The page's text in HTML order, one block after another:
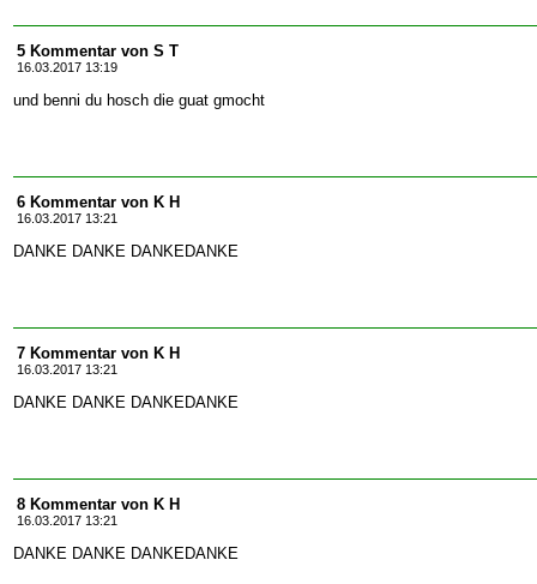
5 Kommentar von S T
16.03.2017 13:19
und benni du hosch die guat gmocht
6 Kommentar von K H
16.03.2017 13:21
DANKE DANKE DANKEDANKE
7 Kommentar von K H
16.03.2017 13:21
DANKE DANKE DANKEDANKE
8 Kommentar von K H
16.03.2017 13:21
DANKE DANKE DANKEDANKE